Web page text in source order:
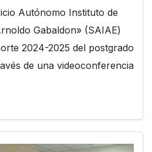
Autónomo Instituto de
Gabaldon» (SAIAE)
2024-2025 del postgrado
de una videoconferencia